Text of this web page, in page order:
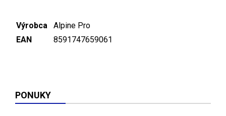
Výrobca
Alpine Pro
EAN
8591747659061
PONUKY